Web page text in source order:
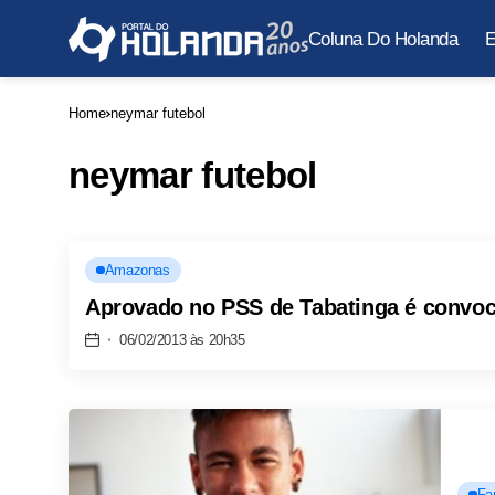
Coluna Do Holanda
Home neymar futebol
neymar futebol
Amazonas
Aprovado no PSS de Tabatinga é
06/02/2013 às 20h35